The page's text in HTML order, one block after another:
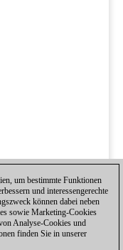
um bestimmte Funktionen
und interessengerechte
können dabei neben
sowie Marketing-Cookies
Analyse-Cookies und
finden Sie in unserer